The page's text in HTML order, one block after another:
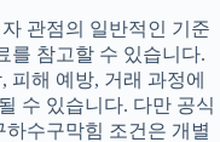
관점의 일반적인 기준
를 참고할 수 있습니다.
피해 예방, 거래 과정에
수 있습니다. 다만 공식
수구막힘 조건은 개별